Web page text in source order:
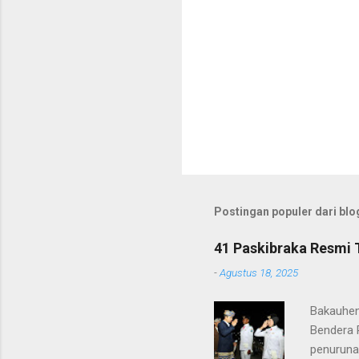
Postingan populer dari
41 Paskibraka Resmi
-Agustus 18, 2025
Bendera